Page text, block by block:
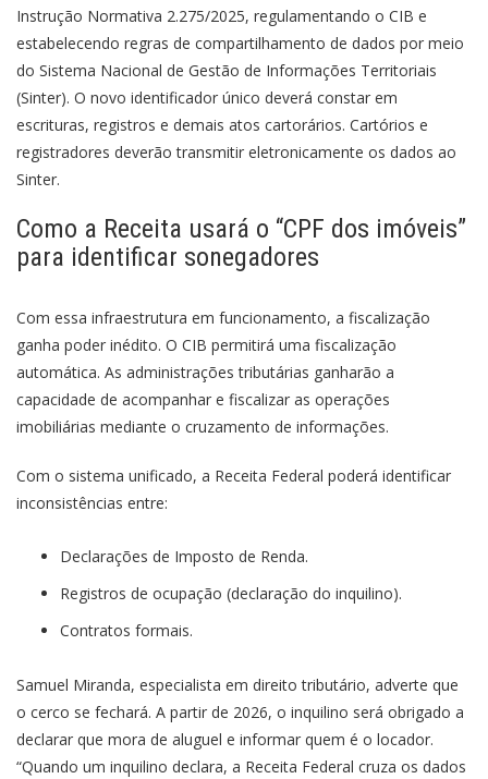
Instrução Normativa 2.275/2025, regulamentando o CIB e
estabelecendo regras de compartilhamento de dados por meio
do Sistema Nacional de Gestão de Informações Territoriais
(Sinter). O novo identificador único deverá constar em
escrituras, registros e demais atos cartorários. Cartórios e
registradores deverão transmitir eletronicamente os dados ao
Sinter.
Como a Receita usará o “CPF dos imóveis”
para identificar sonegadores
Com essa infraestrutura em funcionamento, a fiscalização
ganha poder inédito. O CIB permitirá uma fiscalização
automática. As administrações tributárias ganharão a
capacidade de acompanhar e fiscalizar as operações
imobiliárias mediante o cruzamento de informações.
Com o sistema unificado, a Receita Federal poderá identificar
inconsistências entre:
Declarações de Imposto de Renda.
Registros de ocupação (declaração do inquilino).
Contratos formais.
Samuel Miranda, especialista em direito tributário, adverte que
o cerco se fechará. A partir de 2026, o inquilino será obrigado a
declarar que mora de aluguel e informar quem é o locador.
“Quando um inquilino declara, a Receita Federal cruza os dados